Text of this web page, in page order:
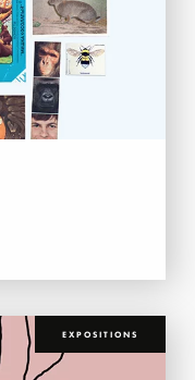
EXPOSITIONS